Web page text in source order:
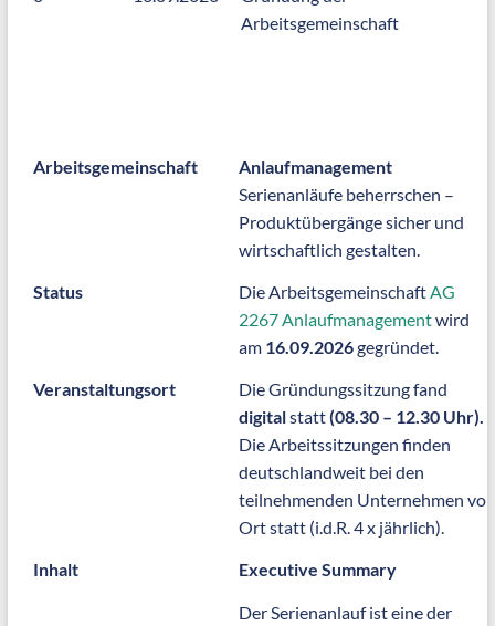
Arbeitsgemeinschaft
Arbeitsgemeinschaft
Anlaufmanagement
Serienanläufe beherrschen –
Produktübergänge sicher und
wirtschaftlich gestalten.
Status
Die ArbeitsgemeinschaftAG
2267 Anlaufmanagementwird
am16.09.2026gegründet.
Veranstaltungsort
Die Gründungssitzung fand
digitalstatt(08.30 – 12.30 Uhr).
Die Arbeitssitzungen finden
deutschlandweit bei den
teilnehmenden Unternehmen vor
Ort statt (i.d.R. 4 x jährlich).
Inhalt
Executive Summary
Der Serienanlauf ist eine der